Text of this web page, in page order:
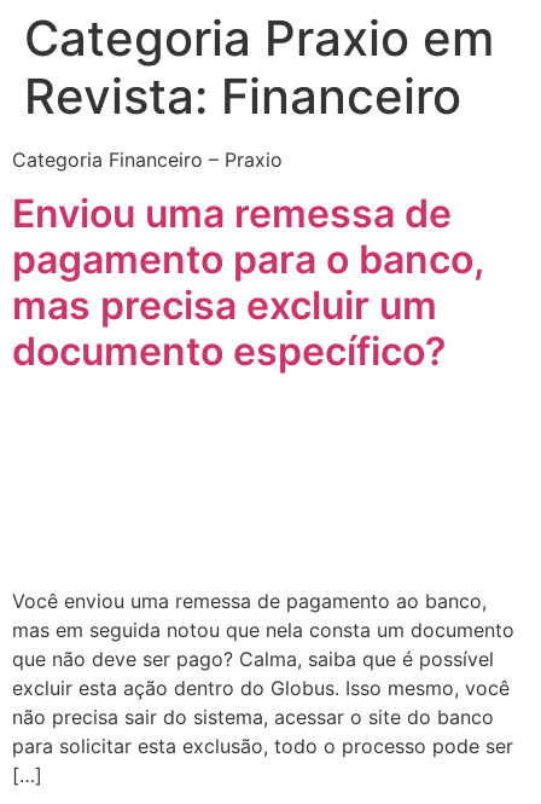
Categoria Praxio em
Revista: Financeiro
Categoria Financeiro – Praxio
Enviou uma remessa de
pagamento para o banco,
mas precisa excluir um
documento específico?
Você enviou uma remessa de pagamento ao banco,
mas em seguida notou que nela consta um documento
que não deve ser pago? Calma, saiba que é possível
excluir esta ação dentro do Globus. Isso mesmo, você
não precisa sair do sistema, acessar o site do banco
para solicitar esta exclusão, todo o processo pode ser
[…]